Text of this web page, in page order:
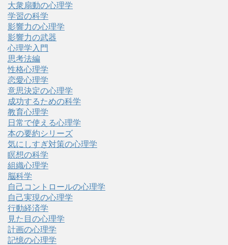
大衆扇動の心理学
学習の科学
影響力の心理学
影響力の武器
心理学入門
思考法編
性格心理学
恋愛心理学
意思決定の心理学
成功するための科学
教育心理学
日常で使える心理学
本の要約シリーズ
気にしすぎ対策の心理学
瞑想の科学
組織心理学
脳科学
自己コントロールの心理学
自己実現の心理学
行動経済学
見た目の心理学
計画の心理学
記憶の心理学